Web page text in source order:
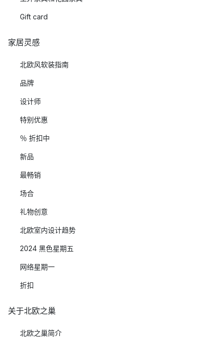
Gift card
家居灵感
北欧风软装指南
品牌
设计师
特别优惠
％ 折扣中
新品
最畅销
场合
礼物创意
北欧室内设计趋势
2024 黑色星期五
网络星期一
折扣
关于北欧之巢
北欧之巢简介